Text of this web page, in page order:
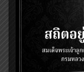
อบเถ้าแก่น้อย กล
สุขภาพได้ไม่ยาก
มาทำเป็นเมนูเพื่
สุด ๆ ไปเลยล่ะ
สาหร่ายอบเถ้า